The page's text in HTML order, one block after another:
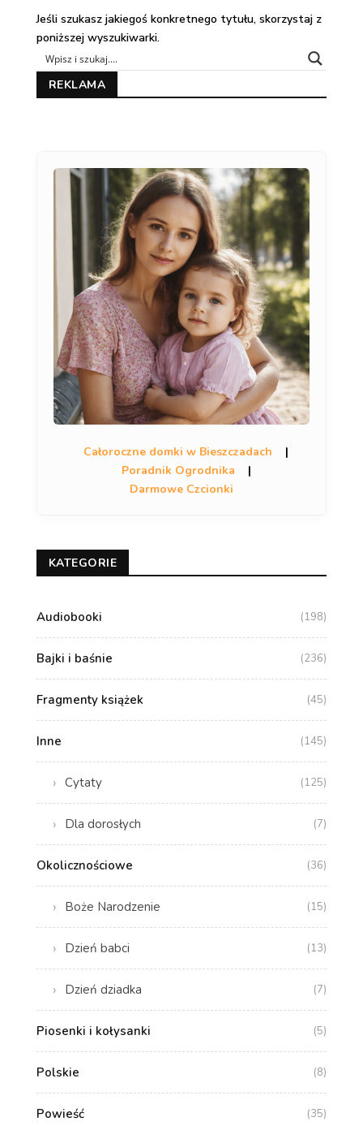
Jeśli szukasz jakiegoś konkretnego tytułu, skorzystaj z
poniższej wyszukiwarki.
REKLAMA
Całoroczne domki w Bieszczadach
|
Poradnik Ogrodnika
|
Darmowe Czcionki
KATEGORIE
Audiobooki (198)
Bajki i baśnie (236)
Fragmenty książek (45)
Inne (145)
Cytaty (125)
Dla dorosłych (7)
Okolicznościowe (36)
Boże Narodzenie (15)
Dzień babci (13)
Dzień dziadka (7)
Piosenki i kołysanki (5)
Polskie (8)
Powieść (35)